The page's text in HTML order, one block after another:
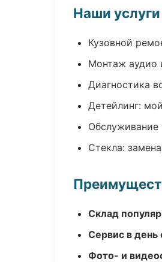
Наши услуги
Кузовной
Монтаж аудио
Диагностика
Детейлинг:
Стекла:
Склад
Сервис в день
Фото- и